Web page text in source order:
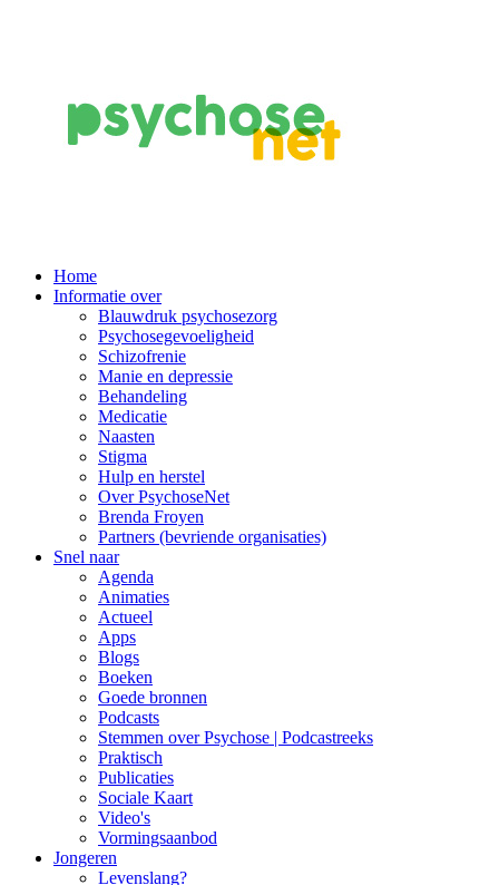
Main
Navigation
Home
Informatie over
Blauwdruk psychosezorg
Psychosegevoeligheid
Schizofrenie
Manie en depressie
Behandeling
Medicatie
Naasten
Stigma
Hulp en herstel
Over PsychoseNet
Brenda Froyen
Partners (bevriende organisaties)
Snel naar
Agenda
Animaties
Actueel
Apps
Blogs
Boeken
Goede bronnen
Podcasts
Stemmen over Psychose | Podcastreeks
Praktisch
Publicaties
Sociale Kaart
Video's
Vormingsaanbod
Jongeren
Levenslang?